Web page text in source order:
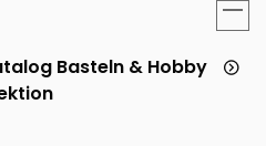
Basteln & Hobby